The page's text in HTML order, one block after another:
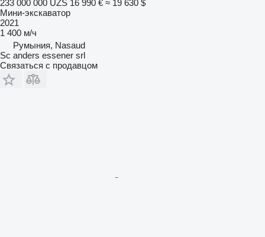
233 000 000 UZS 16 990 € ≈ 19 630 $
Мини-экскаватор
2021
1 400 м/ч
Румыния, Nasaud
Sc anders essener srl
Связаться с продавцом